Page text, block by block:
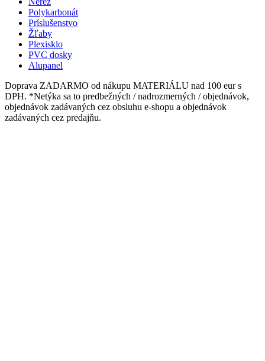
Polykarbonát
Príslušenstvo
Žľaby
Plexisklo
PVC dosky
Alupanel
Doprava ZADARMO od nákupu MATERIÁLU nad 100 eur s
DPH. *Netýka sa to predbežných / nadrozmerných / objednávok,
objednávok zadávaných cez obsluhu e-shopu a objednávok
zadávaných cez predajňu.